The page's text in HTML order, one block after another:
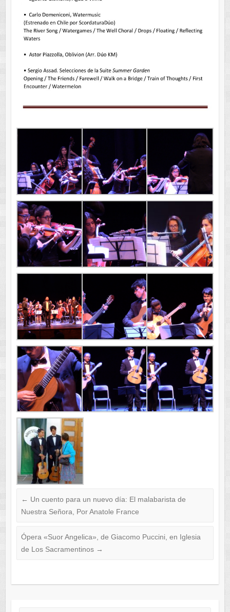
← Un cuento para un nuevo día: El malabarista de
Nuestra Señora, Por Anatole France
Ópera «Suor Angelica», de Giacomo Puccini, en Iglesia
de Los Sacramentinos →